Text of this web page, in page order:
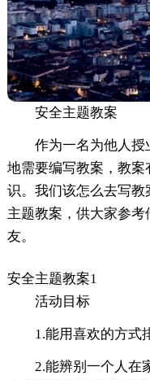
安全主题教案
作为一名为他人
地需要编写教案，教
识。我们该怎么去写
主题教案，供大家参
友。
安全主题教案1
活动目标
1.能用喜欢的方式
2.能辨别一个人在